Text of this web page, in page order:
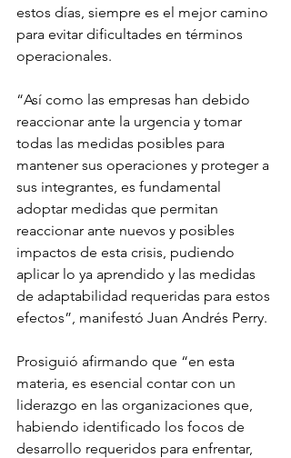
estos días, siempre es el mejor camino
para evitar dificultades en términos
operacionales.
“Así como las empresas han debido
reaccionar ante la urgencia y tomar
todas las medidas posibles para
mantener sus operaciones y proteger a
sus integrantes, es fundamental
adoptar medidas que permitan
reaccionar ante nuevos y posibles
impactos de esta crisis, pudiendo
aplicar lo ya aprendido y las medidas
de adaptabilidad requeridas para estos
efectos”, manifestó Juan Andrés Perry.
Prosiguió afirmando que “en esta
materia, es esencial contar con un
liderazgo en las organizaciones que,
habiendo identificado los focos de
desarrollo requeridos para enfrentar,